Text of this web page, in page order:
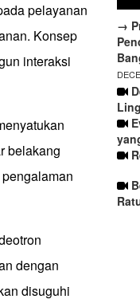
pelayanan
Konsep
interaksi
belakang
dengan
disuguhi
→